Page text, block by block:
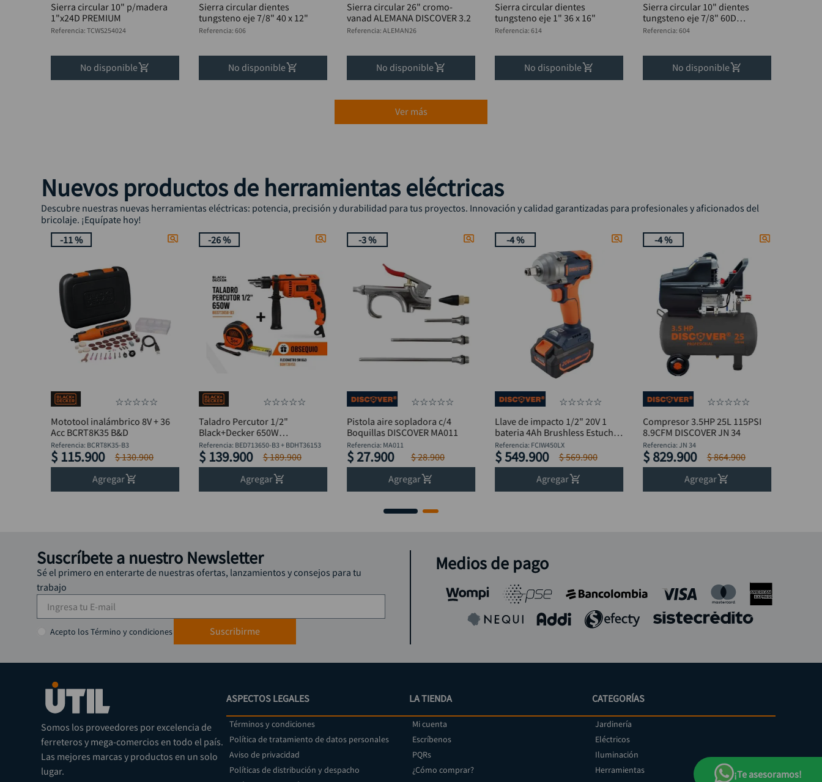
Sierra circular 10" p/madera
1"x24D PREMIUM
Referencia:TCWS254024
No disponible
Sierra circular dientes
tungsteno eje 7/8" 40 x 12"
Referencia:606
No disponible
Sierra circular 26" cromo-
vanad ALEMANA DISCOVER 3.2
Referencia:ALEMAN26
No disponible
Sierra circular dientes
tungsteno eje 1" 36 x 16"
Referencia: 614
No disponible
Sierra circular 10" dientes
tungsteno eje 7/8" 60D
DISCOVER
Referencia: 604
No disponible
Ver más
Nuevos productos de herramientas eléctricas
Descubre nuestras nuevas herramientas eléctricas: potencia, precisión y durabilidad para tus proyectos. Innovación y calidad garantizadas para profesionales y aficionados del
bricolaje. ¡Equípate hoy!
-11 %
☆☆☆☆☆
Mototool inalámbrico 8V + 36
Acc BCRT8K35 B&D
Referencia: BCRT8K35-B3
$ 115.900 $130.900
Agregar
-26 %
☆☆☆☆☆
Taladro Percutor 1/2"
Black+Decker 650W
BED713650-B3 + Flexómetro
Referencia: BED713650-B3 + BDHT36153
$ 139.900 $189.900
Agregar
-3 %
☆☆☆☆☆
Pistola aire sopladora c/4
Boquillas DISCOVER MA011
Referencia: MA011
$ 27.900 $28.900
Agregar
-4 %
☆☆☆☆☆
Llave de impacto 1/2" 20V 1
bateria 4Ah Brushless Estuche
Discover
Referencia: FCIW450LX
$549.900 $569.900
Agregar
-4 %
☆☆☆☆☆
Compresor 3.5HP 25L 115PSI
8.9CFM DISCOVER JN 34
Referencia: JN 34
$ 829.900 $864.900
Agregar
Suscríbete a nuestro Newsletter
Sé el primero en enterarte de nuestras ofertas, lanzamientos y consejos para tu
trabajo
Acepto los Término y condiciones Suscribirme
Medios de pago
Somos los proveedores por excelencia de
ferreteros y mega-comercios en todo el país.
Las mejores marcas y productos en un solo
lugar.
ASPECTOS LEGALES
Términos y condiciones
Política de tratamiento de datos personales
Aviso de privacidad
Políticas de distribución y despacho
LA TIENDA
Mi cuenta
Escríbenos
PQRs
¿Cómo comprar?
CATEGORÍAS
Jardinería
Eléctricos
Iluminación
Herramientas
¡Te asesoramos!